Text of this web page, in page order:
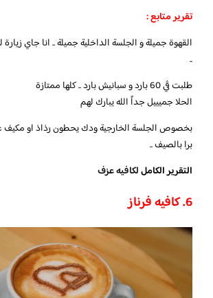
تقرير متابع :
القهوة جميلة و الجلسة الداخلية جميلة .. انا جاي
..
طلبت ڤي 60 بارد و سبانيش بارد .. كلها ممتازة
الحلا جميييل جداً الله يبارك لهم
بخصوص الجلسة الخارجية ودك يحطون رذاذ او
برا بالصيف ..
التقرير الكامللكافيه عزف
6. كافيه فرناز